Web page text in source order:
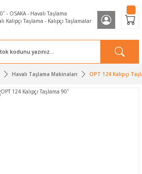
Havalı Taşlama Makinaları OPT 124 Kalıpçı